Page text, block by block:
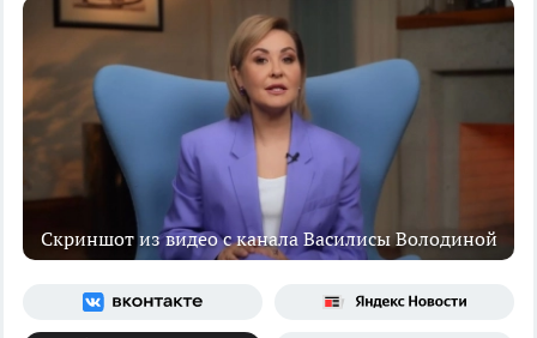
Скриншот из видео с канала Василисы Володиной